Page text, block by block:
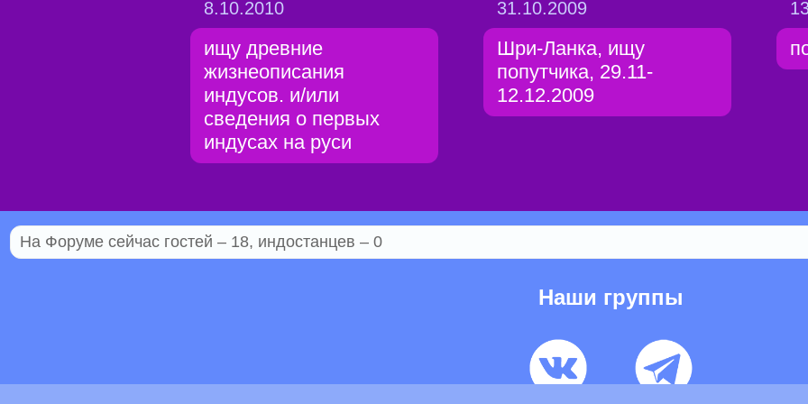
8.10.2010
ищу древние
жизнеописания
индусов. и/или
сведения о первых
индусах на руси
31.10.2009
Шри-Ланка, ищу
попутчика, 29.11-
12.12.2009
На Форуме сейчас гостей – 18, индостанцев – 0
Наши группы